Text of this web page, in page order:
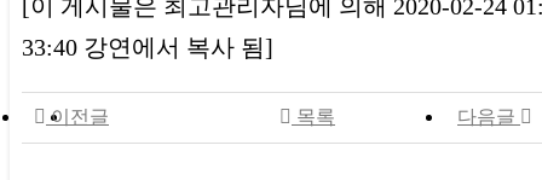
[이 게시물은 최고관리자님에 의해 2020-02-24
33:40 강연에서 복사 됨]
이전글 다음글
목록